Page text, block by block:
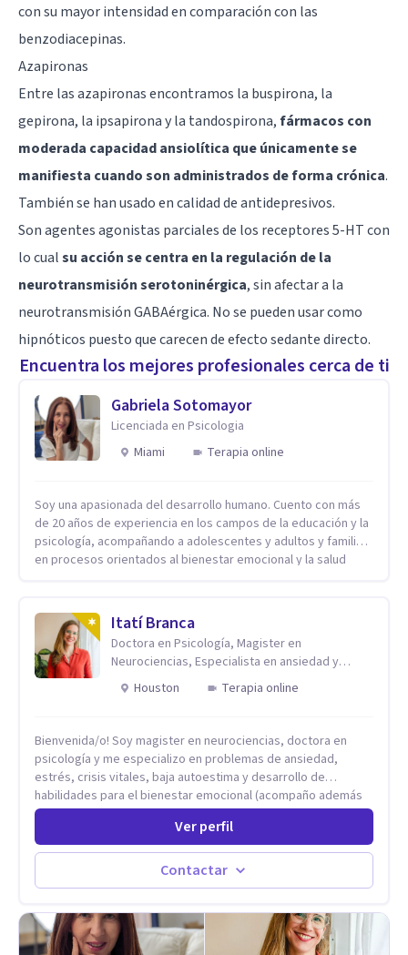
con su mayor intensidad en comparación con las
benzodiacepinas.
Azapironas
Entre las azapironas encontramos la buspirona, la
gepirona, la ipsapirona y la tandospirona,fármacos con
moderada capacidad ansiolítica que únicamente se
manifiesta cuando son administrados de forma crónica.
También se han usado en calidad de antidepresivos.
Son agentes agonistas parciales de los receptores 5-HT con
lo cualsu acción se centra en la regulación de la
neurotransmisión serotoninérgica, sin afectar a la
neurotransmisión GABAérgica. No se pueden usar como
hipnóticos puesto que carecen de efecto sedante directo.
Encuentra los mejores profesionales cerca de ti
Gabriela Sotomayor
Licenciada en Psicologia
Miami
Terapia online
Soy una apasionada del desarrollo humano. Cuento con más
de 20 años de experiencia en los campos de la educación y la
psicología, acompañando a adolescentes y adultos y familias
en procesos orientados al bienestar emocional y la salud
sentido. Considero que esto es posible cuando
desarrollamos una mayor conciencia de nuestro mundo
interior y de la manera en que nuestras experiencias influyen
en nuestra forma de sentir, pensar y relacionarnos. Mi misión
es ofrecer un espacio de acompañamiento en salud mental
de la psicología con un enfoque informado en trauma para
ayudar a mis clientes a comprender sus conflictos internos,
fortalecer sus recursos personales, desarrollar nuevas
estrategias de afrontamiento y avanzar con mayor claridad,
resiliencia y bienestar. Creo profundamente en la
autoconciencia como un camino fundamental para la
transformación personal y para construir una vida más
auténtica y significativa.
Itatí Branca
Doctora en Psicología, Magister en
Neurociencias, Especialista en ansiedad y
mindfulness
Houston Terapia online
Bienvenida/o! Soy magister en neurociencias, doctora en
psicología y me especializo en problemas de ansiedad,
estrés, crisis vitales, baja autoestima y desarrollo de
habilidades para el bienestar emocional (acompaño además
problemáticas como la desregulación emocional, tendencias
perfeccionistas, liderazgo, problemas de sueño, depresión,
entre otras).
Ver perfil
Contactar